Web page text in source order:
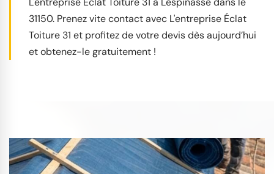
31150. Prenez vite contact avec L'entreprise Éclat
Toiture 31 et profitez de votre devis dès aujourd’hui
et obtenez-le gratuitement !